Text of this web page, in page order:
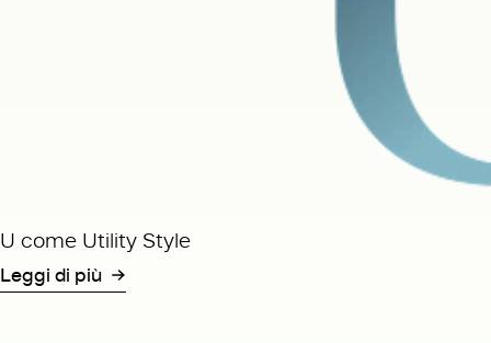
U come Utility Style
Leggi di più